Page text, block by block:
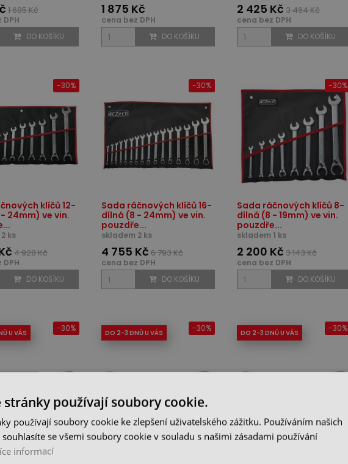
1 685 Kč
DO KOŠÍKU
1 875 Kč
cena bez DPH
DO KOŠÍKU
2 425 Kč 3 464 Kč
cena bez DPH
DO KOŠÍKU
klíčů 12-
24mm) ve vin.
ks
4 928 Kč
-30%
DO KOŠÍKU
Sada ráčnových klíčů 16-
dílná (8 - 24mm) ve vin.
pouzdře...
skladem 2 ks
4 755 Kč6 793 Kč
-30%
cena bez DPH
DO KOŠÍKU
Sada ráčnových klíčů 8-
dílná (8 - 19mm) ve vin.
pouzdře...
skladem 1 ks
2 200 Kč 3 143 Kč
-30%
cena bez DPH
DO KOŠÍKU
U VÁS
ráčnový - 10
(ISO1711-1)
-30% DO 2-3 DNŮ U VÁS -30% DO 2-3 DNŮ U VÁS -30%
stránky používají soubory cookie.
používají soubory cookie ke zlepšení uživatelského zážitku. Používáním našich
se všemi soubory cookie v souladu s našimi zásadami používání
informací